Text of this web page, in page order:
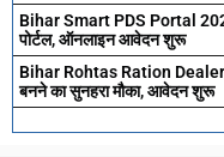
Bihar Smart PDS Portal
पोर्टल, ऑनलाइन आवेदन शुरू
Bihar Rohtas Ration Dealer
बनने का सुनहरा मौका, आवेदन शुरू